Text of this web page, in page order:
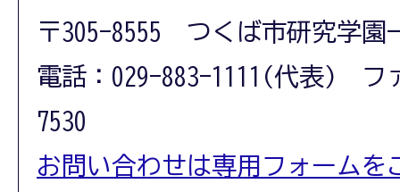
〒305-8555 つくば市研究学園
電話：029-883-1111(代表) フ
7530
お問い合わせは専用フォームを